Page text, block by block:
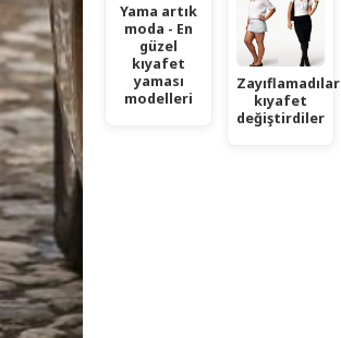
Yama artık
moda - En
güzel
kıyafet
yaması
modelleri
Zayıflamadılar
kıyafet
değiştirdiler